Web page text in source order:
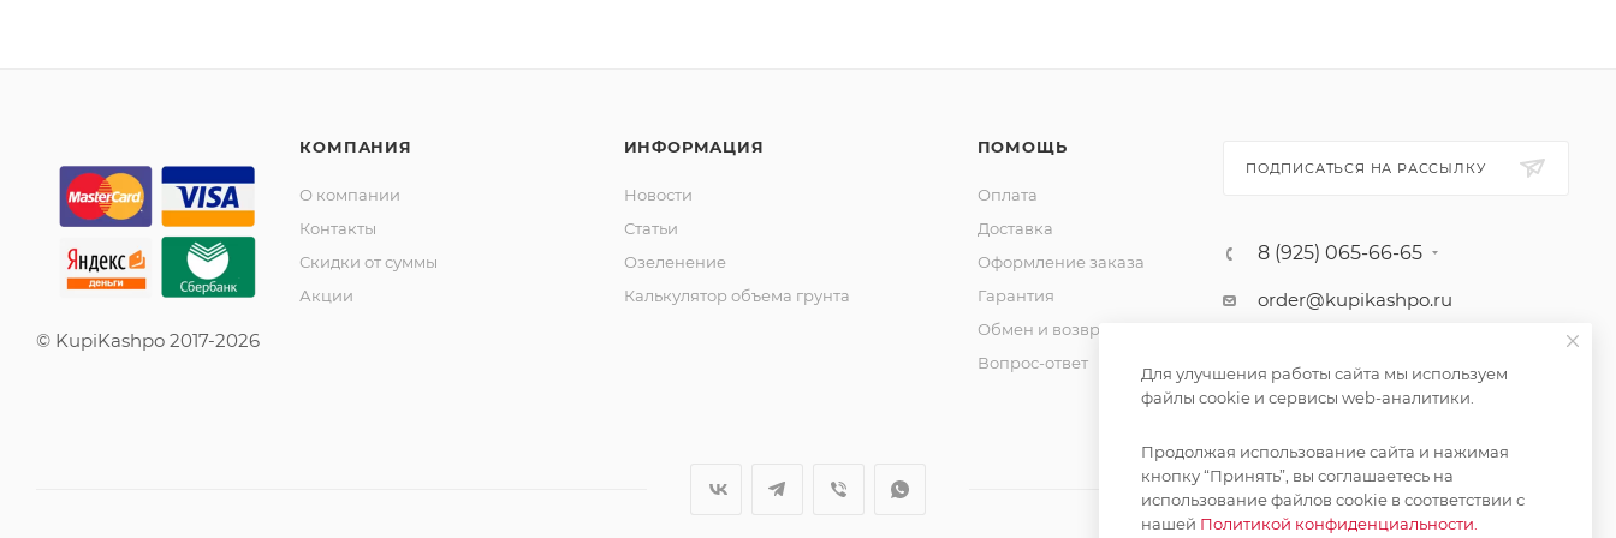
© KupiKashpo 2017-2026
КОМПАНИЯ
О компании
Контакты
Скидки от суммы
Акции
ИНФОРМАЦИЯ
Новости
Статьи
Озеленение
Калькулятор объема грунта
ПОМОЩЬ
Оплата
Доставка
Оформление заказа
Гарантия
Обмен и возврат
Вопрос-ответ
ПОДПИСАТЬСЯ НА РАССЫЛКУ
8 (925) 065-66-65
order@kupikashpo.ru
Для улучшения работы сайта мы используем
файлы cookie и сервисы web-аналитики.
Продолжая использование сайта и нажимая
кнопку “Принять”, вы соглашаетесь на
использование файлов cookie в соответствии с
нашей Политикой конфиденциальности.